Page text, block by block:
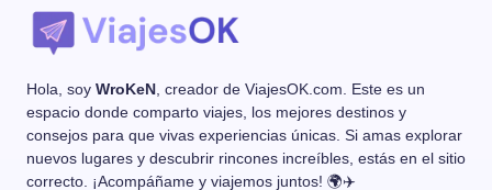
Hola, soy WroKeN , creador de ViajesOK.com. Este es un
espacio donde comparto viajes, los mejores destinos y
consejos para que vivas experiencias únicas. Si amas explorar
nuevos lugares y descubrir rincones increíbles, estás en el sitio
correcto. ¡Acompáñame y viajemos juntos! 🌍✈️